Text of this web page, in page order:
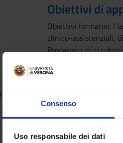
Consenso
Uso responsabile dei dati
Obiettivi di
Obiettivi formativi: I
clinico-assistenziali,
Preparano gli
metodologie di
gruppi in orari definiti
Prerequisiti e
La frequenza alle
Programma